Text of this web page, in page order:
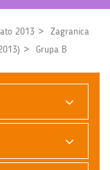
2013
Zagranica
Grupa B